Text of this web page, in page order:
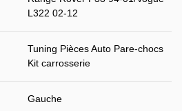
L322 02-12
Tuning Pièces Auto Pare-chocs
Kit carrosserie
Gauche